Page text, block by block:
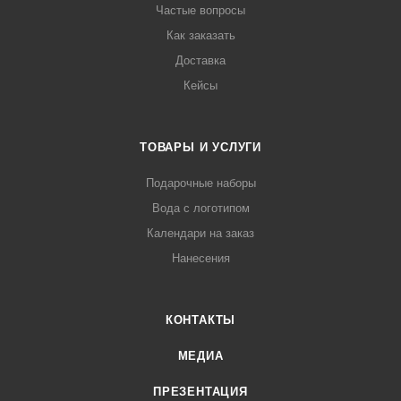
Частые вопросы
Как заказать
Доставка
Кейсы
ТОВАРЫ И УСЛУГИ
Подарочные наборы
Вода с логотипом
Календари на заказ
Нанесения
КОНТАКТЫ
МЕДИА
ПРЕЗЕНТАЦИЯ